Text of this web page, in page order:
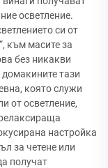
осветление.
си от
към масите за
без никакви
тази
която служи
от осветление,
настройка
за четене или
получат